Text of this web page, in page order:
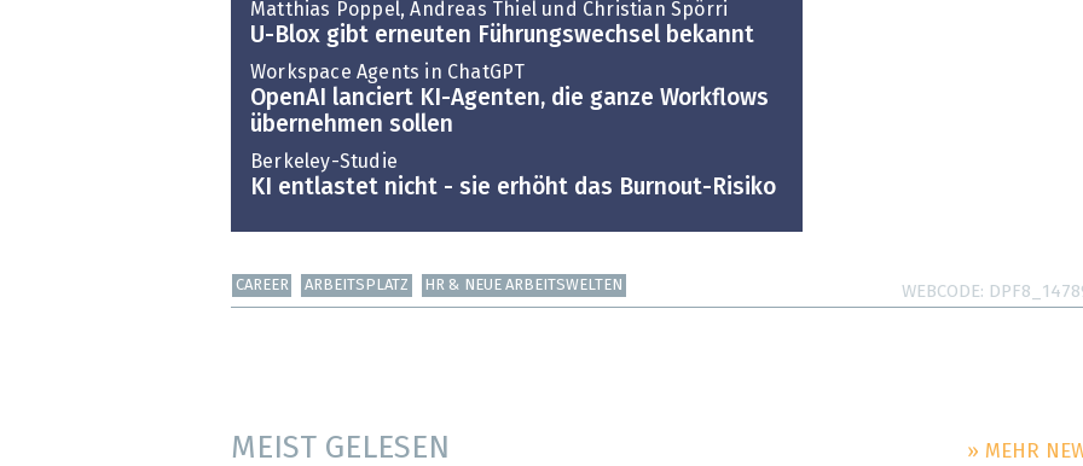
Matthias Poppel, Andreas Thiel und Christian Spörri
U-Blox gibt erneuten Führungswechsel bekannt
Workspace Agents in ChatGPT
OpenAI lanciert KI-Agenten, die ganze Workflows
übernehmen sollen
Berkeley-Studie
KI entlastet nicht - sie erhöht das Burnout-Risiko
CAREER ARBEITSPLATZ HR & NEUE ARBEITSWELTEN WEBCODE
MEIST GELESEN » MEHR